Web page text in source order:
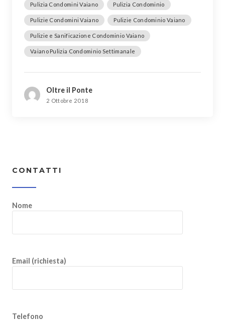
Pulizia Condomini Vaiano Pulizia Condominio
Pulizie Condomini Vaiano Pulizie Condominio Vaiano
Pulizie e Sanificazione Condominio Vaiano
Vaiano Pulizia Condominio Settimanale
Oltre il Ponte
2 Ottobre 2018
CONTATTI
Nome
Email (richiesta)
Telefono